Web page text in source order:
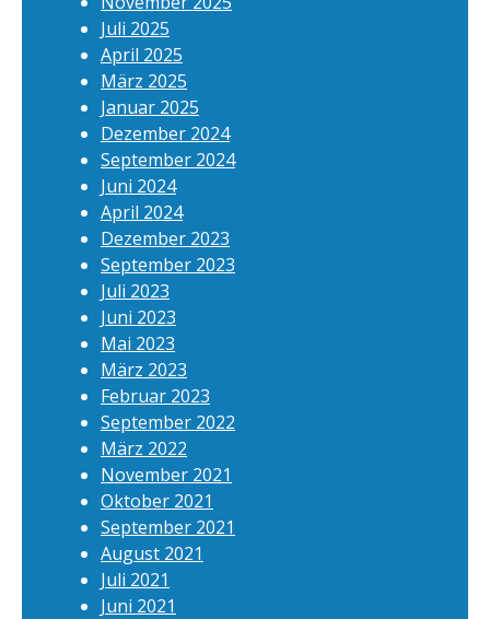
Juli 2025
April 2025
März 2025
Januar 2025
Dezember 2024
September 2024
Juni 2024
April 2024
Dezember 2023
September 2023
Juli 2023
Juni 2023
Mai 2023
März 2023
Februar 2023
September 2022
März 2022
November 2021
Oktober 2021
September 2021
August 2021
Juli 2021
Juni 2021